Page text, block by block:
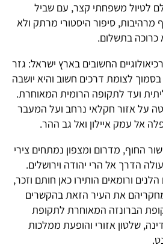
לטיול משפחתי קצר, עם שביל
מרהיבות, סיפור היסטורי מרתק ולא
כרוכה בתשלום.
החשובים בארץ ישראל: גזר
לצומת דרכים חשוב והיא יושבה
ועד לתקופה הרומית המאוחרת.
על אזור חקלאי נרחב ועל המעבר
אל עמק איילון ואל גב ההר.
החוף, מדרום ומצפון נמתחים צירי
הדרך אל הרי יהודה וירושלים.
ורומאים הותירו כאן חותם וזכר,
את העיר הזאת בהקשרים
הברונזה המאוחרת לתקופת
שלטון אזורי והופעת ממלכות